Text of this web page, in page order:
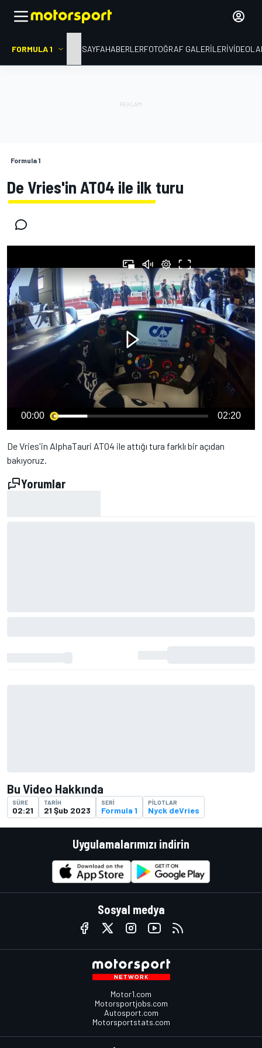
FORMULA 1 ANA SAYFAHABERLERFOTOĞRAF GALERILERI
Formula 1
De Vries'in AT04 ile ilk turu
00:00 02:20
De Vries'in AlphaTauri AT04 ile attığı tura farklı bir açıdan
bakıyoruz.
Yorumlar
Bu Video Hakkında
SÜRE
02:21
TARIH
21 Şub 2023
SERI
Formula 1
PILOTLAR
Nyck deVries
Uygulamalarımızı indirin
Sosyal medya
Motor1.com
Motorsportjobs.com
Autosport.com
Motorsportstats.com